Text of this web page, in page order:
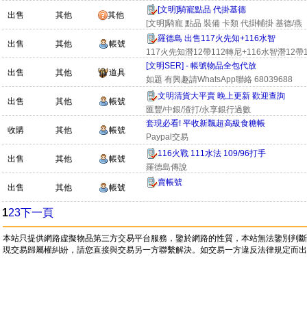
出售 其他 其他
[文明]騎寵點品 代掛基德
[文明]騎寵 點品 裝備 卡類 代掛輔掛 基德/燕
出售 其他 帳號
羅德島 出售117火先知+116水智
117火先知潛12帶112轉尼+116水智潛12帶
出售 其他 道具
[文明SER] - 帳號物品全包代放
如題 有興趣請WhatsApp聯絡 68039688
出售 其他 帳號
文明清貨大平賣 晚上更新 歡迎查詢
匯豐/中銀/渣打/永享銀行過數
收購 其他 帳號
套現必看! 平收新飄超高級食糖帳
Paypal交易
出售 其他 帳號
116火戰 111水法 109/96打手
羅德島傳說
出售 其他 帳號
賣帳號
123下一頁
本站只提供網路虛擬物品第三方交易平台服務，鑒於網路的性質，本站無法鑒別
現交易歸屬權糾紛，請您直接與交易另一方聯繫解決。如交易一方違反法律規定